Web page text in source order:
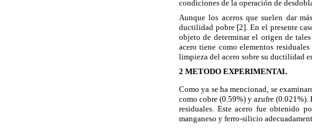
condiciones de la operación de
Aunque los aceros que suelen dar
ductilidad pobre [2]. En el presente
objeto de determinar el origen de
acero tiene como elementos
limpieza del acero sobre su ductilidad
2 METODO EXPERIMENTAL
Como ya se ha mencionad, se
como cobre (0.59%) y azufre
residuales. Este acero fue obtenido
manganeso y ferro-silicio